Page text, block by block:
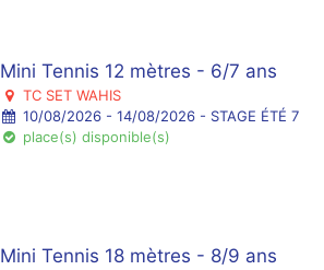
Mini Tennis 12 mètres - 6/7 ans
TC SET WAHIS
10/08/2026 - 14/08/2026 - STAGE ÉTÉ 7
place(s) disponible(s)
Mini Tennis 18 mètres - 8/9 ans